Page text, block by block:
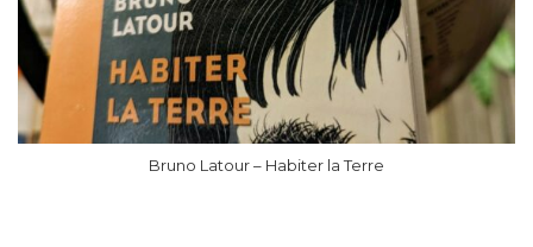
Bruno Latour – Habiter la Terre